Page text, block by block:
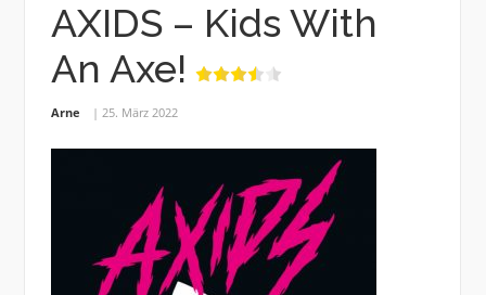
AXIDS – Kids With
An Axe!
Arne 25. März 2022